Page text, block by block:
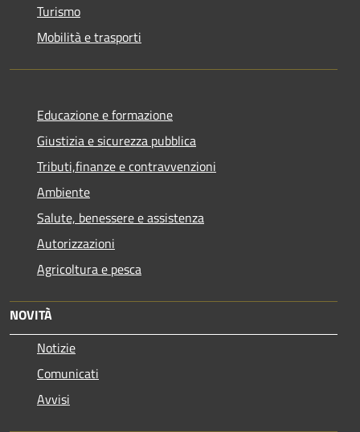
Turismo
Mobilità e trasporti
Educazione e formazione
Giustizia e sicurezza pubblica
Tributi,finanze e contravvenzioni
Ambiente
Salute, benessere e assistenza
Autorizzazioni
Agricoltura e pesca
NOVITÀ
Notizie
Comunicati
Avvisi